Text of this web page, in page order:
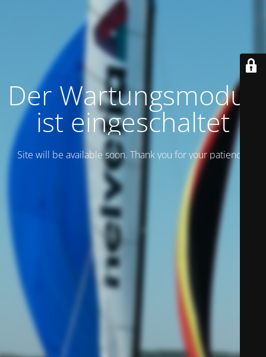
Der Wartungsmodus
ist eingeschaltet
Site will be available soon. Thank you for your patience!